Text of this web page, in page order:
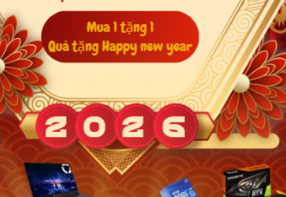
thế hệ 11 & Intel Core thế hệ 10, bộ vi xử lý Pentium Gold
Xem thêm
Số lượng: